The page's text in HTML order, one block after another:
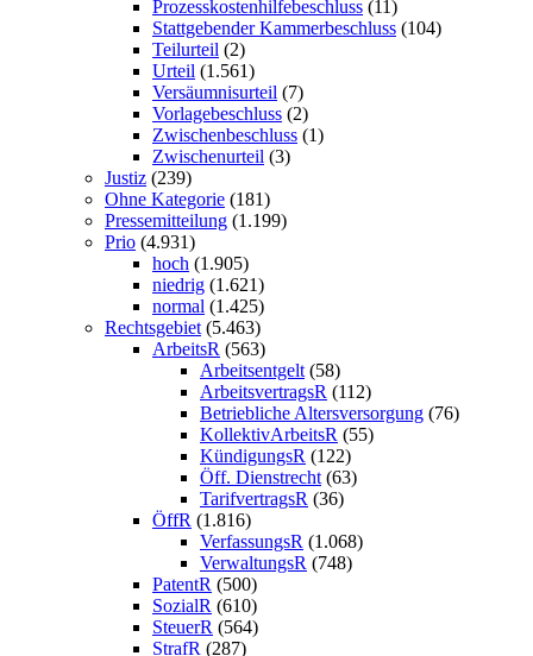
Prozesskostenhilfebeschluss (11)
Stattgebender Kammerbeschluss (104)
Teilurteil (2)
Urteil (1.561)
Versäumnisurteil (7)
Vorlagebeschluss (2)
Zwischenbeschluss (1)
Zwischenurteil (3)
Justiz (239)
Ohne Kategorie (181)
Pressemitteilung (1.199)
Prio (4.931)
hoch (1.905)
niedrig (1.621)
normal (1.425)
Rechtsgebiet (5.463)
ArbeitsR (563)
Arbeitsentgelt (58)
ArbeitsvertragsR (112)
Betriebliche Altersversorgung (76)
KollektivArbeitsR (55)
KündigungsR (122)
Öff. Dienstrecht (63)
TarifvertragsR (36)
ÖffR (1.816)
VerfassungsR (1.068)
VerwaltungsR (748)
PatentR (500)
SozialR (610)
SteuerR (564)
StrafR (287)